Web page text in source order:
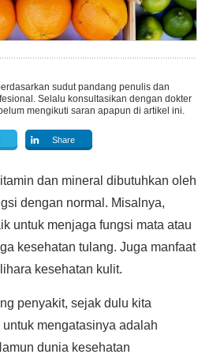
sudut pandang penulis dan
Selalu konsultasikan dengan dokter
mengikuti saran apapun di artikel ini.
Share
dan mineral dibutuhkan oleh
dengan normal. Misalnya,
untuk menjaga fungsi mata atau
kesehatan tulang. Juga manfaat
kesehatan kulit.
penyakit, sejak dulu kita
mengatasinya adalah
dunia kesehatan